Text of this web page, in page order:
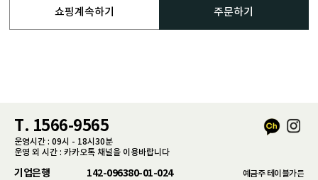
쇼핑계속하기 주문하기
T. 1566-9565
운영시간 : 09시 - 18시30분
운영 외 시간 : 카카오톡 채널을 이용바랍니다
기업은행 142-096380-01-024 예금주 테이블가든